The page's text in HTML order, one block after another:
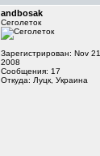
andbosak
Сеголеток
Зарегистрирован: Nov 21,
2008
Сообщения: 17
Откуда: Луцк, Украина